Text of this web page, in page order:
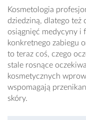
Kosmetologia
dziedziną, dlatego też
osiągnięć medycyny i
konkretnego zabiegu
to teraz coś, czego
stale rosnące
kosmetycznych
wspomagają
skóry.